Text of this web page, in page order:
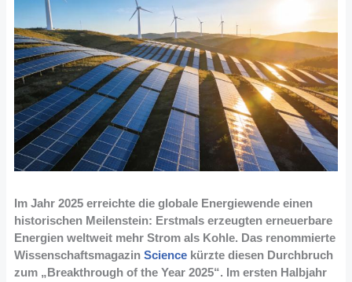
Im Jahr 2025 erreichte die globale Energiewende einen
historischen Meilenstein: Erstmals erzeugten erneuerbare
Energien weltweit mehr Strom als Kohle. Das renommierte
WissenschaftsmagazinScience kürzte diesen Durchbruch
zum „Breakthrough of the Year 2025“. Im ersten Halbjahr